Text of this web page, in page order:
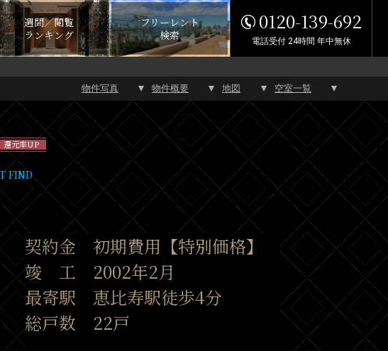
週間／閲覧
ランキング
フリーレント
検索
0120-139-692
電話受付 24時間 年中無休
物件写真 物件概要 地図 空室一覧
還元率UP
FIND
契約金 初期費用【特別価格】
竣 工 2002年2月
最寄駅 恵比寿駅徒歩4分
総戸数 22戸